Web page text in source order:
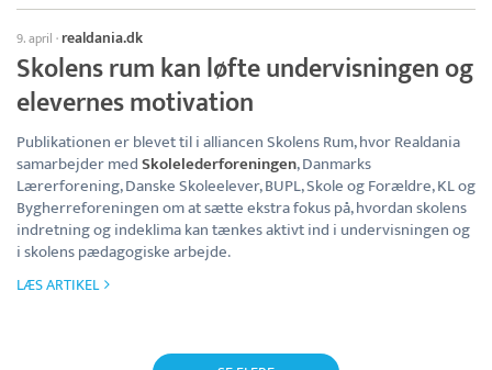
9. april · realdania.dk
Skolens rum kan løfte undervisningen og
elevernes motivation
Publikationen er blevet til i alliancen Skolens Rum, hvor Realdania
samarbejder medSkolelederforeningen, Danmarks
Lærerforening, Danske Skoleelever, BUPL, Skole og Forældre, KL og
Bygherreforeningen om at sætte ekstra fokus på, hvordan skolens
indretning og indeklima kan tænkes aktivt ind i undervisningen og
i skolens pædagogiske arbejde.
LÆS ARTIKEL